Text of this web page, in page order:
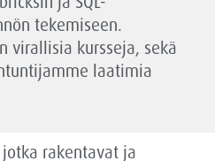
tekemiseen.
virallisia kursseja, sekä
laatimia
rakentavat ja